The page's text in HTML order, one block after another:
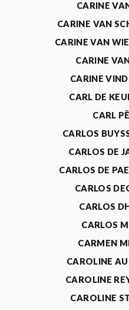
CARINE
CARINE VAN
CARINE VAN
CARINE
CARINE
CARL DE
CARL
CARLOS
CARLOS DE
CARLOS DE
CARLOS
CARLOS
CARLOS
CARMEN
CAROLINE
CAROLINE
CAROLINE